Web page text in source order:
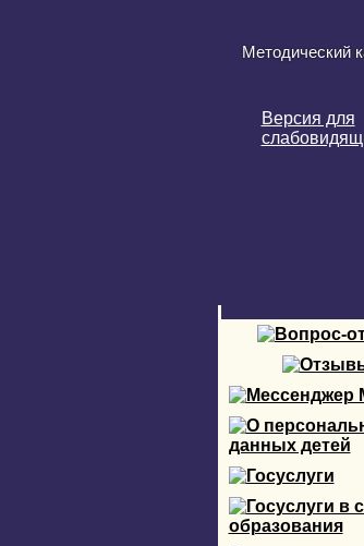
Версия для
Методический